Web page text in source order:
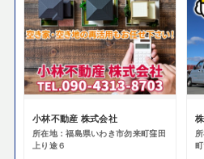
小林不動産 株式会社
所在地：福島県いわき市勿来町窪田
上り途６